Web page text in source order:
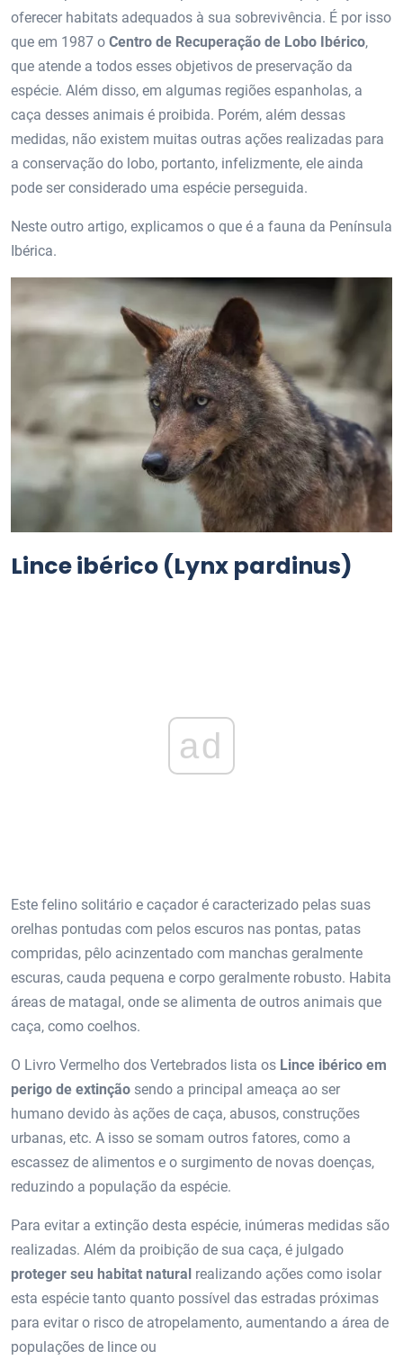
oferecer habitats adequados à sua sobrevivência. É por isso
que em 1987 o Centro de Recuperação de Lobo Ibérico,
que atende a todos esses objetivos de preservação da
espécie. Além disso, em algumas regiões espanholas, a
caça desses animais é proibida. Porém, além dessas
medidas, não existem muitas outras ações realizadas para
a conservação do lobo, portanto, infelizmente, ele ainda
pode ser considerado uma espécie perseguida.
Neste outro artigo, explicamos o que é a fauna da Península
Ibérica.
Lince ibérico (Lynx pardinus)
ad
Este felino solitário e caçador é caracterizado pelas suas
orelhas pontudas com pelos escuros nas pontas, patas
compridas, pêlo acinzentado com manchas geralmente
escuras, cauda pequena e corpo geralmente robusto. Habita
áreas de matagal, onde se alimenta de outros animais que
caça, como coelhos.
O Livro Vermelho dos Vertebrados lista os Lince ibérico em
perigo de extinção sendo a principal ameaça ao ser
humano devido às ações de caça, abusos, construções
urbanas, etc. A isso se somam outros fatores, como a
escassez de alimentos e o surgimento de novas doenças,
reduzindo a população da espécie.
Para evitar a extinção desta espécie, inúmeras medidas são
realizadas. Além da proibição de sua caça, é julgado
proteger seu habitat natural realizando ações como isolar
esta espécie tanto quanto possível das estradas próximas
para evitar o risco de atropelamento, aumentando a área de
populações de lince ou